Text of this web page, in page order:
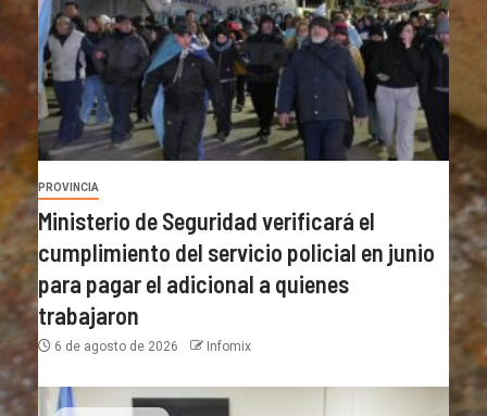
PROVINCIA
Ministerio de Seguridad verificará el
cumplimiento del servicio policial en junio
para pagar el adicional a quienes
trabajaron
6 de agosto de 2026 Infomix